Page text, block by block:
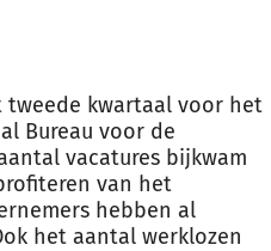
tweede kwartaal voor het
Bureau voor de
vacatures bijkwam
van het
hebben al
het aantal werklozen